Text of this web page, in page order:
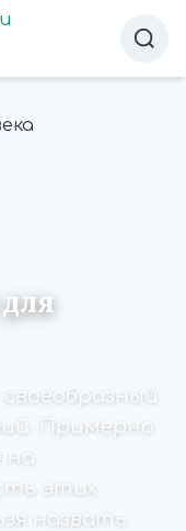
Примерно
на
этих
назвать